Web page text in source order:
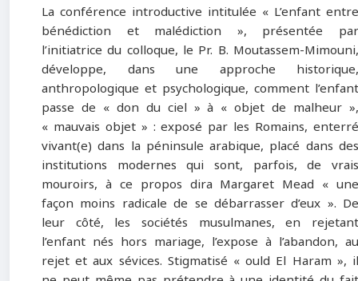
La conférence introductive intitulée « L’enfant entre
bénédiction et malédiction », présentée par
l’initiatrice du colloque, le Pr. B. Moutassem-Mimouni,
développe, dans une approche historique,
anthropologique et psychologique, comment l’enfant
passe de « don du ciel » à « objet de malheur »,
« mauvais objet » : exposé par les Romains, enterré
vivant(e) dans la péninsule arabique, placé dans des
institutions modernes qui sont, parfois, de vrais
mouroirs, à ce propos dira Margaret Mead « une
façon moins radicale de se débarrasser d’eux ». De
leur côté, les sociétés musulmanes, en rejetant
l’enfant nés hors mariage, l’expose à l’abandon, au
rejet et aux sévices. Stigmatisé « ould El Haram », il